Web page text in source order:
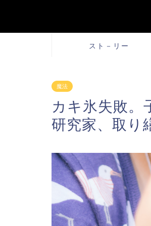
スト－リー
魔法
カキ氷失敗。
研究家、取り